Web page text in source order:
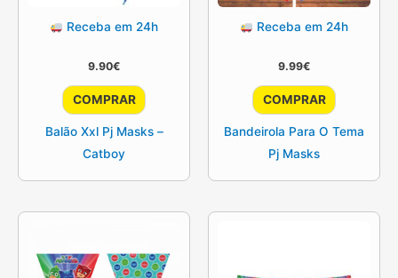
Receba em 24h
9.90€
COMPRAR
Balão Xxl Pj Masks –
Catboy
Receba em 24h
9.99€
COMPRAR
Bandeirola Para O Tema
Pj Masks